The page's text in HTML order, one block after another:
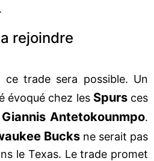
.
rejoindre
trade sera possible. Un
évoqué chez les Spursces
Giannis Antetokounmpo.
Bucks ne serait pas
le Texas. Le trade promet